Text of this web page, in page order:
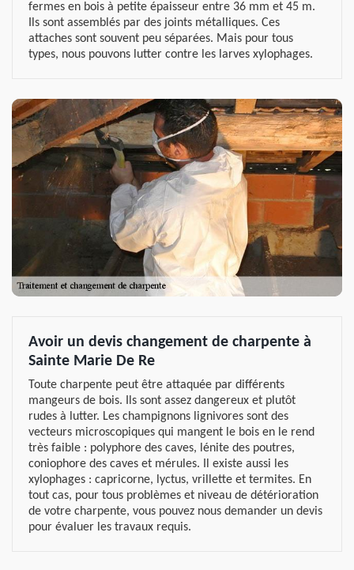
fermes en bois à petite épaisseur entre 36 mm et 45 m.
Ils sont assemblés par des joints métalliques. Ces
attaches sont souvent peu séparées. Mais pour tous
types, nous pouvons lutter contre les larves xylophages.
Avoir un devis changement de charpente à
Sainte Marie De Re
Toute charpente peut être attaquée par différents
mangeurs de bois. Ils sont assez dangereux et plutôt
rudes à lutter. Les champignons lignivores sont des
vecteurs microscopiques qui mangent le bois en le rend
très faible : polyphore des caves, lénite des poutres,
coniophore des caves et mérules. Il existe aussi les
xylophages : capricorne, lyctus, vrillette et termites. En
tout cas, pour tous problèmes et niveau de détérioration
de votre charpente, vous pouvez nous demander un devis
pour évaluer les travaux requis.